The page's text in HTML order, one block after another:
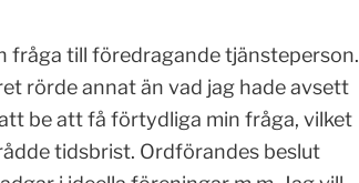
fråga till föredragande tjänsteperson.
rörde annat än vad jag hade avsett
be att få förtydliga min fråga, vilket
tidsbrist. Ordförandes beslut